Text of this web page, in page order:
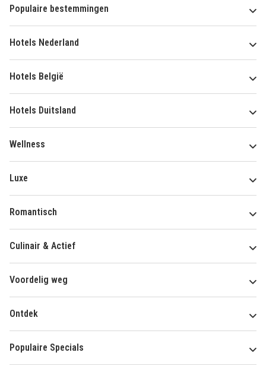
Populaire bestemmingen
Hotels Nederland
Hotels België
Hotels Duitsland
Wellness
Luxe
Romantisch
Culinair & Actief
Voordelig weg
Ontdek
Populaire Specials